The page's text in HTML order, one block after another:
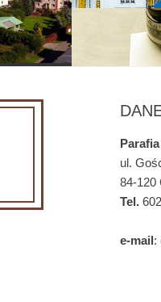
ul.
84-120
Tel.
e-mail: